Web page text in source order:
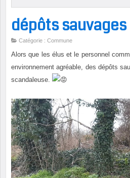
dépôts sauvages
Catégorie : Commune
Alors que les élus et le personnel
environnement agréable, des dépôts
scandaleuse.